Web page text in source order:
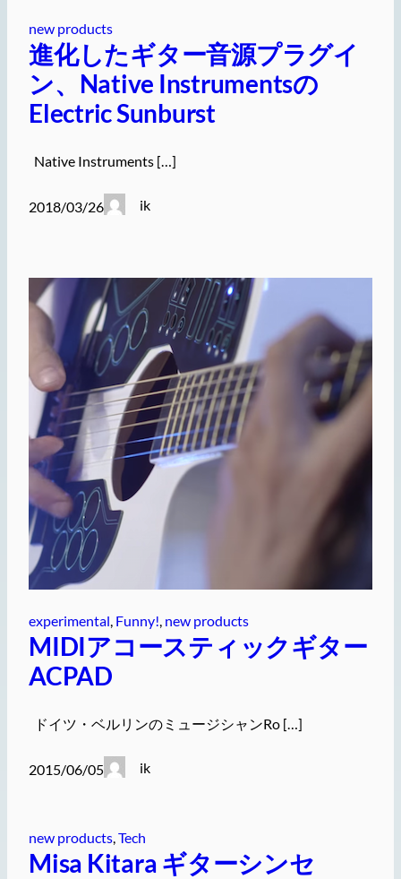
new products
進化したギター音源プラグイ
ン、Native Instrumentsの
Electric Sunburst
Native Instruments […]
2018/03/26 ik
experimental, Funny!, new products
MIDIアコースティックギター
ACPAD
ドイツ・ベルリンのミュージシャンRo […]
2015/06/05 ik
new products, Tech
Misa Kitara ギターシンセ